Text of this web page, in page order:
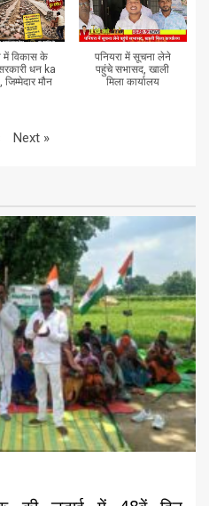
में विकास के
धन ka
जिम्मेदार मौन
पनियरा में सूचना लेने
पहुंचे सभासद, खाली
मिला कार्यालय
Next »